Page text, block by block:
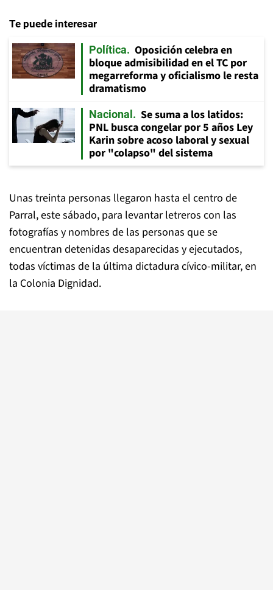
Te puede interesar
Política
Oposición celebra en
bloque admisibilidad en el TC por
megarreforma y oficialismo le resta
dramatismo
Nacional
Se suma a los latidos:
PNL busca congelar por 5 años Ley
Karin sobre acoso laboral y sexual
por "colapso" del sistema
Unas treinta personas llegaron hasta el centro de
Parral, este sábado, para levantar letreros con las
fotografías y nombres de las personas que se
encuentran detenidas desaparecidas y ejecutados,
todas víctimas de la última dictadura cívico-militar, en
la Colonia Dignidad.